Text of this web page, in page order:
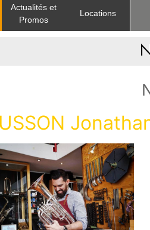
Actualités et
Promos
Locations